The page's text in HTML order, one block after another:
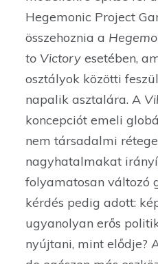
Hegemonic Project
összehoznia a
to Victory esetében,
osztályok közötti
napalik asztalára. A
koncepciót emeli
nem társadalmi
nagyhatalmakat
folyamatosan változó
kérdés pedig adott:
ugyanolyan erős
nyújtani, mint elődje?